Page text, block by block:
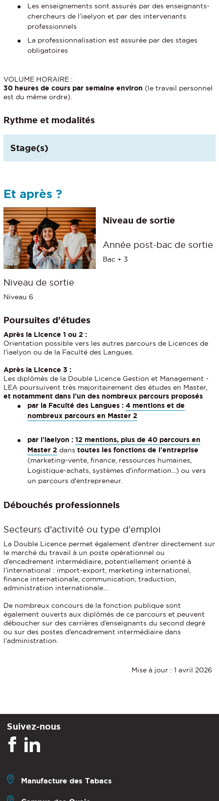
Les enseignements sont assurés par des enseignants-
chercheurs de l’iaelyon et par des intervenants
professionnels
La professionnalisation est assurée par des stages
obligatoires
VOLUME HORAIRE :
30 heures de cours par semaine environ (le travail personnel
est du même ordre).
Rythme et modalités
Stage(s)
Et après ?
Niveau de sortie
Année post-bac de sortie
Bac + 3
Niveau de sortie
Niveau 6
Poursuites d'études
Après la Licence 1 ou 2 :
Orientation possible vers les autres parcours de Licences de
l'iaelyon ou de la Faculté des Langues.
Après la Licence 3 :
Les diplômés de la Double Licence Gestion et Management -
LEA poursuivent très majoritairement des études en Master,
et notamment dans l'un des nombreux parcours proposés
par la Faculté des Langues : 4 mentions et de
nombreux parcours en Master 2
par l'iaelyon : 12 mentions, plus de 40 parcours en
Master 2 dans toutes les fonctions de l'entreprise
(marketing-vente, finance, ressources humaines,
Logistique-achats, systèmes d'information...) ou vers
un parcours d'entrepreneur.
Débouchés professionnels
Secteurs d'activité ou type d'emploi
La Double Licence permet également d’entrer directement sur
le marché du travail à un poste opérationnel ou
d’encadrement intermédiaire, potentiellement orienté à
l’international : import-export, marketing international,
finance internationale, communication, traduction,
administration internationale…
De nombreux concours de la fonction publique sont
également ouverts aux diplômés de ce parcours et peuvent
déboucher sur des carrières d’enseignants du second degré
ou sur des postes d’encadrement intermédiaire dans
l’administration.
Mise à jour : 1 avril 2026
Suivez-nous
Manufacture des Tabacs